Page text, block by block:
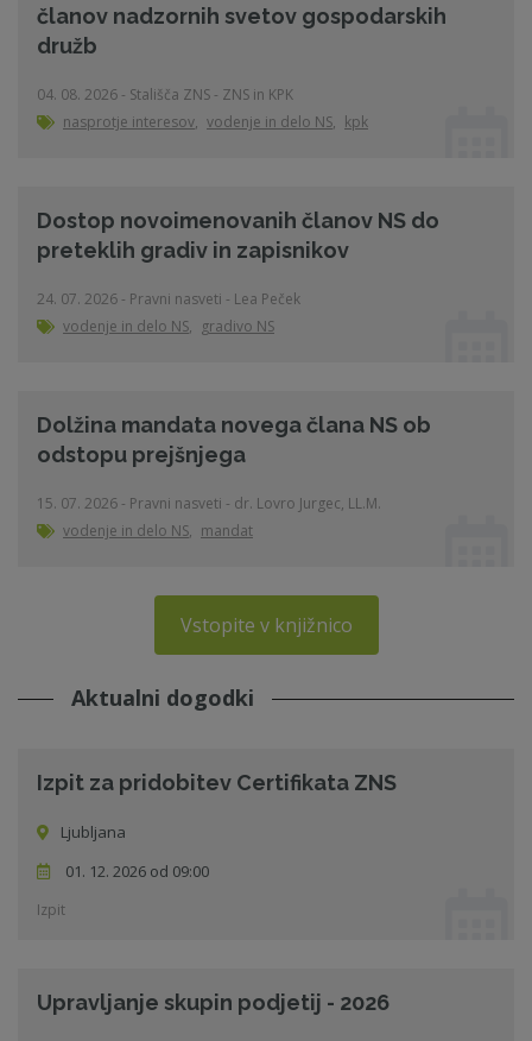
članov nadzornih svetov gospodarskih
družb
04. 08. 2026 - Stališča ZNS - ZNS in KPK
nasprotje interesov, vodenje in delo NS, kpk
Dostop novoimenovanih članov NS do
preteklih gradiv in zapisnikov
24. 07. 2026 - Pravni nasveti - Lea Peček
vodenje in delo NS, gradivo NS
Dolžina mandata novega člana NS ob
odstopu prejšnjega
15. 07. 2026 - Pravni nasveti - dr. Lovro Jurgec, LL.M.
vodenje in delo NS, mandat
Vstopite v knjižnico
Aktualni dogodki
Izpit za pridobitev Certifikata ZNS
Ljubljana
01. 12. 2026 od 09:00
Izpit
Upravljanje skupin podjetij - 2026